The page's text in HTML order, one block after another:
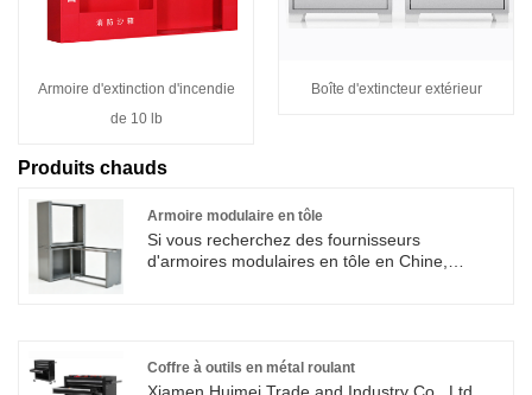
Armoire d'extinction d'incendie
de 10 lb
Boîte d'extincteur extérieur
Produits chauds
Armoire modulaire en tôle
Si vous recherchez des fournisseurs
d'armoires modulaires en tôle en Chine,
offrant une extension ou un ajustement facile
des armoires internes, particulièrement
Coffre à outils en métal roulant